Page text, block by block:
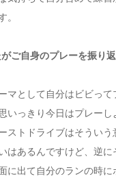
。
ご自身のプレーを振り
マとして自分はビビって
いっきり今日はプレー
ストドライブはそうい
はあるんですけど、逆に
に出て自分のランの時に